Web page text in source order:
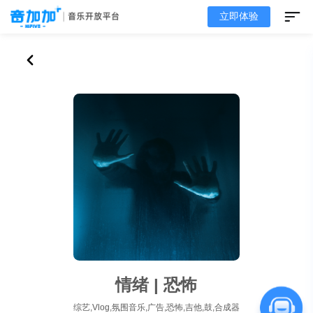
立即体验
情绪 | 恐怖
综艺,Vlog,氛围音乐,广告,恐怖,吉他,鼓,合成器